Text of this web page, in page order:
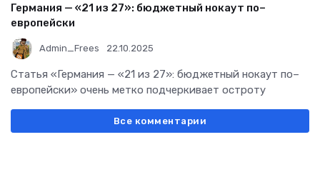
Германия — «21 из 27»: бюджетный нокаут по–
европейски
Admin_Frees 22.10.2025
Статья «Германия — «21 из 27»: бюджетный нокаут по–
европейски» очень метко подчеркивает остроту
Все комментарии